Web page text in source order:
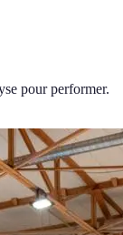
pour performer.